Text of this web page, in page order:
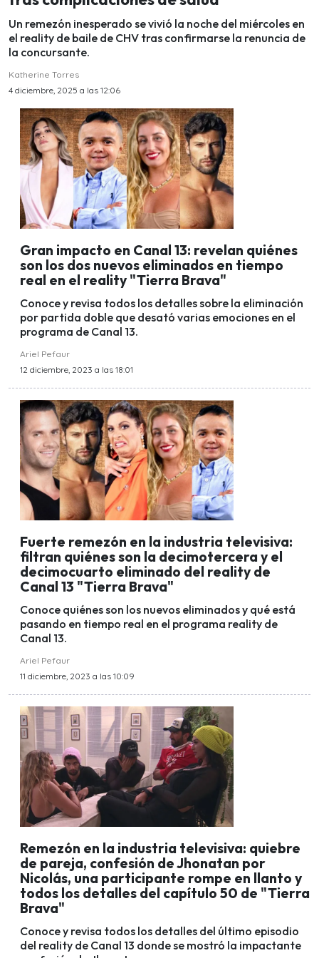
Un remezón inesperado se vivió la noche del miércoles en
el reality de baile de CHV tras confirmarse la renuncia de
la concursante.
Katherine Torres
4 diciembre, 2025 a las 12:06
Gran impacto en Canal 13: revelan quiénes
son los dos nuevos eliminados en tiempo
real en el reality "Tierra Brava"
Conoce y revisa todos los detalles sobre la eliminación
por partida doble que desató varias emociones en el
programa de Canal 13.
Ariel Pefaur
12 diciembre, 2023 a las 18:01
Fuerte remezón en la industria televisiva:
filtran quiénes son la decimotercera y el
decimocuarto eliminado del reality de
Canal 13 "Tierra Brava"
Conoce quiénes son los nuevos eliminados y qué está
pasando en tiempo real en el programa reality de
Canal 13.
Ariel Pefaur
11 diciembre, 2023 a las 10:09
Remezón en la industria televisiva: quiebre
de pareja, confesión de Jhonatan por
Nicolás, una participante rompe en llanto y
todos los detalles del capítulo 50 de "Tierra
Brava"
Conoce y revisa todos los detalles del último episodio
del reality de Canal 13 donde se mostró la impactante